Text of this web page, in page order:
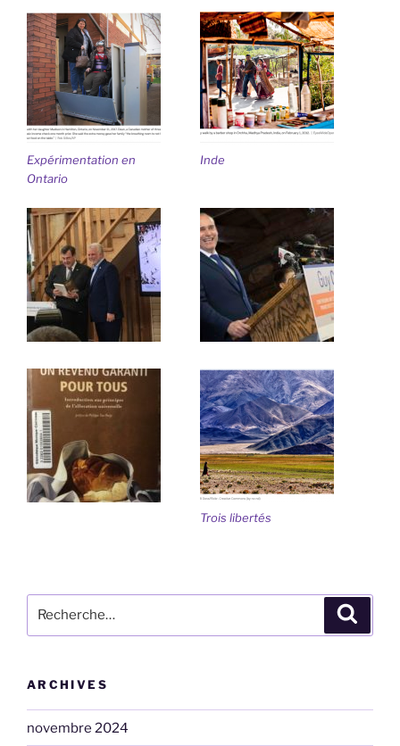
Expérimentation en
Ontario
Inde
Trois libertés
pour
ARCHIVES
novembre 2024